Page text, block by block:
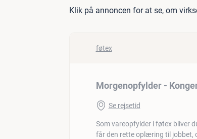
Klik på annoncen for at se, om
føtex
Morgenopfylder -
Se rejsetid
Som vareopfylder i føtex bliver
får den rette oplæring til jobbet,